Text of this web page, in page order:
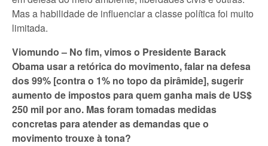
Mas a habilidade de influenciar a classe política foi muito
limitada.
Viomundo – No fim, vimos o Presidente Barack
Obama usar a retórica do movimento, falar na defesa
dos 99% [contra o 1% no topo da pirâmide], sugerir
aumento de impostos para quem ganha mais de US$
250 mil por ano. Mas foram tomadas medidas
concretas para atender as demandas que o
movimento trouxe à tona?